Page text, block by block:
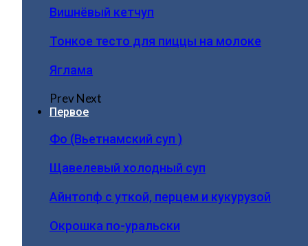
Вишнёвый кетчуп
Тонкое тесто для пиццы на молоке
Яглама
PrevNext
Первое
Фо (Вьетнамский суп )
Щавелевый холодный суп
Айнтопф с уткой, перцем и кукурузой
Окрошка по-уральски